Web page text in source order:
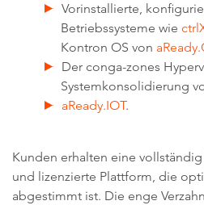
Vorinstallierte,
Betriebssysteme wie
Kontron OS von
Der conga-zones
Systemkonsolidierung
aReady.IOT.
Kunden erhalten eine
und lizenzierte Plattform, die
abgestimmt ist. Die enge